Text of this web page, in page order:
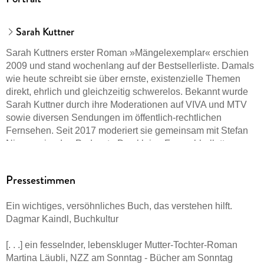
Sarah Kuttner
Sarah Kuttners erster Roman »Mängelexemplar« erschien
2009 und stand wochenlang auf der Bestsellerliste. Damals
wie heute schreibt sie über ernste, existenzielle Themen
direkt, ehrlich und gleichzeitig schwerelos. Bekannt wurde
Sarah Kuttner durch ihre Moderationen auf VIVA und MTV
sowie diversen Sendungen im öffentlich-rechtlichen
Fernsehen. Seit 2017 moderiert sie gemeinsam mit Stefan
Niggemeier den Podcast »Das kleine Fernsehballett«,
hat inzwischen einen ziemlich grünen Daumen.
Sarah Kuttner im Netz: Instagram: @diekuttner I Twitter:
@KuttnerSarah I Facebook: @SarahKuttner / YouTube:
Pressestimmen
Ein wichtiges, versöhnliches Buch, das verstehen hilft.
Dagmar Kaindl, Buchkultur
[. . .] ein fesselnder, lebenskluger Mutter-Tochter-Roman
Martina Läubli, NZZ am Sonntag - Bücher am Sonntag